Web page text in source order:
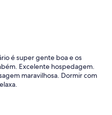
é super gente boa e os
Excelente hospedagem.
maravilhosa. Dormir com